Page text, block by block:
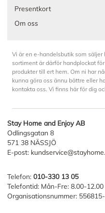
Presentkort
Om oss
Vi är en e-handelsbutik som
sortiment är därför handplockat
produkter till ert hem. Om ni har
kunna göra oss ännu bättre eller
kontakta oss. Vi finns här för dig
Stay Home and Enjoy AB
Odlingsgatan 8
571 38 NÄSSJÖ
E-post:
Telefon: 010-330 13 05
Telefontid: Mån-Fre: 8.00-12.00
Organisationsnummer: